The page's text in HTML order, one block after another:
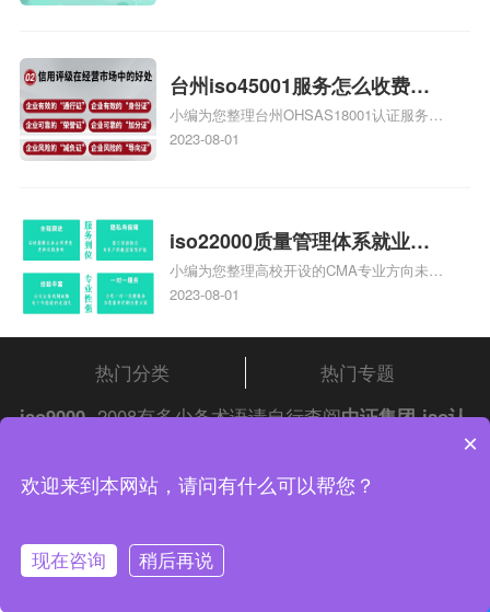
台州iso45001服务怎么收费，
台州iso45001认证服务怎么收
费
小编为您整理台州OHSAS18001认证服务中
心哪家收费便宜、台州ISO9000认证，哪个
标准是什么相关iso体系认证知识，详情可
查看下方正文！
2023-08-01
iso22000质量管理体系就业方
向，质量管理与认证就业方向
小编为您整理高校开设的CMA专业方向未来
就业前景及就业方向如何、cma就业方向有
和cma未来就业方向、大学生考完cma，就
哪些就业方向相关iso体系认证知识，详情
可查看下方正文！
2023-08-01
热门分类
热门专题
iso9000 2008有多少条术语请自行查阅中证集团 iso认
中证集团体系认证 版权所有 Copyright © 2022
渝公网安备 50010502003954号
联系我们
×
欢迎来到本网站，请问有什么可以帮您？
现在咨询 稍后再说